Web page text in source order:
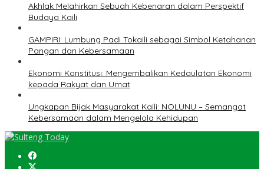
Akhlak Melahirkan Sebuah Kebenaran dalam Perspektif
Budaya Kaili
GAMPIRI: Lumbung Padi Tokaili sebagai Simbol Ketahanan
Pangan dan Kebersamaan
Ekonomi Konstitusi: Mengembalikan Kedaulatan Ekonomi
kepada Rakyat dan Umat
Ungkapan Bijak Masyarakat Kaili: NOLUNU – Semangat
Kebersamaan dalam Mengelola Kehidupan